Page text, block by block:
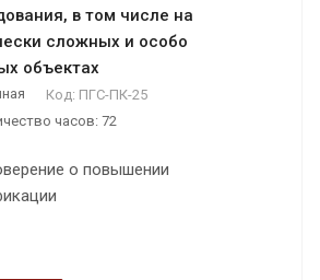
в том числе на
сложных и особо
объектах
Код: ПГС-ПК-25
часов: 72
о повышении